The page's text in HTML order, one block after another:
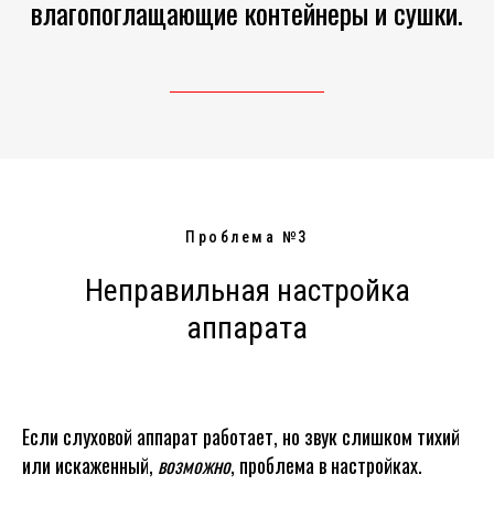
влагопоглащающие контейнеры и сушки.
Проблема №3
Неправильная настройка
аппарата
Если слуховой аппарат работает, но звук слишком тихий
или искаженный, возможно, проблема в настройках.